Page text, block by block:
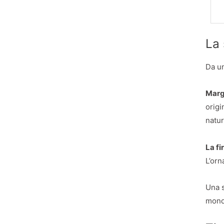
La
Da
La
Una